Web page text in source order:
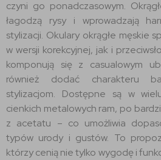
czyni go ponadczasowym.
łagodzą rysy i wprowadzają
stylizacji. Okulary okrągłe męskie
w wersji korekcyjnej, jak i
komponują się z casualowym
również dodać charakteru
stylizacjom. Dostępne są w
cienkich metalowych ram, po
z acetatu – co umożliwia
typów urody i gustów. To
którzy cenią nie tylko wygodę i